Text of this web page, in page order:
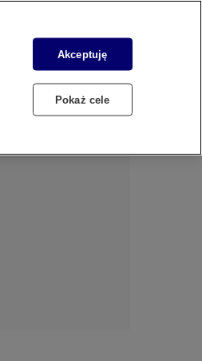
Dzień dobry!
ZALOGUJ SIĘ
Akceptuję
Pokaż cele